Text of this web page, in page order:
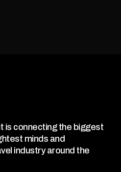
is connecting the biggest
minds and
industry around the